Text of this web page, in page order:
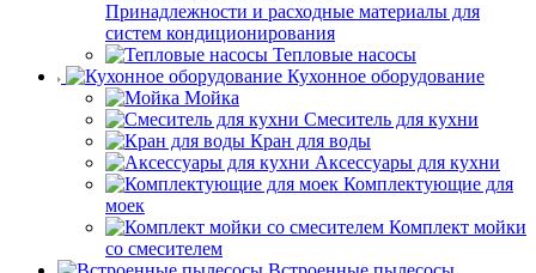
Принадлежности и расходные материалы для
систем кондиционирования
Тепловые насосы
Кухонное оборудование
Мойка
Смеситель для кухни
Кран для воды
Аксессуары для кухни
Комплектующие для
моек
Комплект мойки
со смесителем